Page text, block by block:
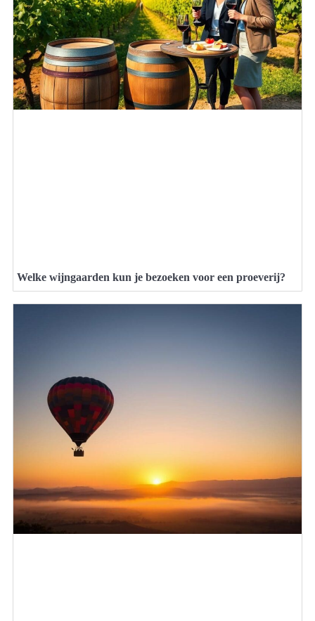
Welke wijngaarden kun je bezoeken voor een proeverij?